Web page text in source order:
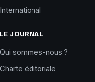
International
LE JOURNAL
Qui sommes-nous ?
Charte éditoriale